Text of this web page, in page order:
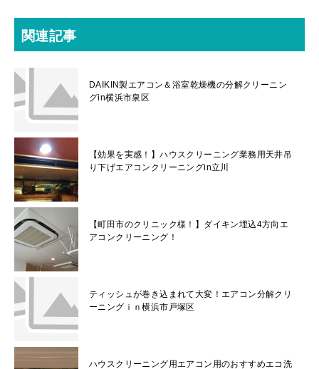
関連記事
DAIKIN製エアコン＆浴室乾燥機の分解クリーニン
グin横浜市泉区
【効果を実感！】ハウスクリーニング業務用天井吊
り下げエアコンクリーニングin立川
【町田市のクリニック様！】ダイキン埋込4方向エ
アコンクリーニング！
ティッシュが巻き込まれて大変！エアコン分解クリ
ーニングｉｎ横浜市戸塚区
ハウスクリーニング用エアコン用のおすすめエコ洗